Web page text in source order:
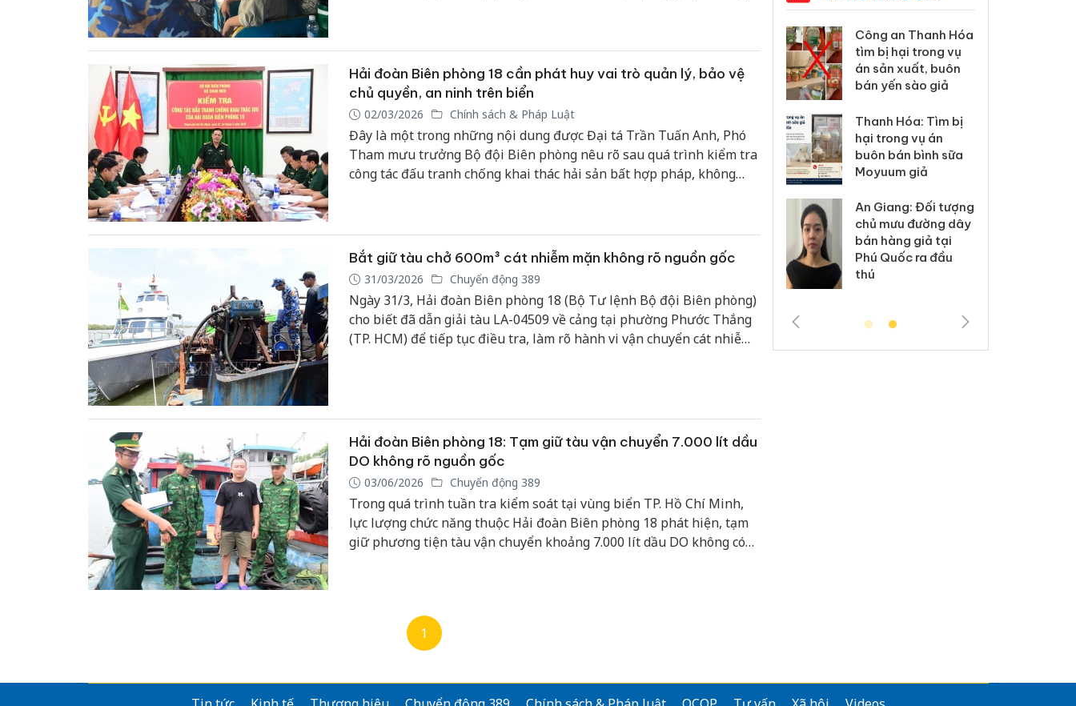
Hải đoàn Biên phòng 18 cần phát huy vai trò quản lý, bảo vệ
chủ quyền, an ninh trên biển
02/03/2026 Chính sách & Pháp Luật
Đây là một trong những nội dung được Đại tá Trần Tuấn Anh, Phó
Tham mưu trưởng Bộ đội Biên phòng nêu rõ sau quá trình kiểm tra
công tác đấu tranh chống khai thác hải sản bất hợp pháp, không
Bắt giữ tàu chở 600m³ cát nhiễm mặn không rõ nguồn gốc
31/03/2026 Chuyển động 389
Ngày 31/3, Hải đoàn Biên phòng 18 (Bộ Tư lệnh Bộ đội Biên phòng)
cho biết đã dẫn giải tàu LA-04509 về cảng tại phường Phước Thắng
(TP. HCM) để tiếp tục điều tra, làm rõ hành vi vận chuyển cát nhiễm
Hải đoàn Biên phòng 18: Tạm giữ tàu vận chuyển 7.000 lít dầu
DO không rõ nguồn gốc
03/06/2026 Chuyển động 389
Trong quá trình tuần tra kiểm soát tại vùng biển TP. Hồ Chí Minh,
lực lượng chức năng thuộc Hải đoàn Biên phòng 18 phát hiện, tạm
giữ phương tiện tàu vận chuyển khoảng 7.000 lít dầu DO không có
1
tìm bị hại trong vụ
án sản xuất, buôn
bán yến sào giả
hại trong vụ án
buôn bán bình sữa
Moyuum giả
bán hàng giả tại
Phú Quốc ra đầu
Lào Cai xử lý 83 vụ
vi phạm thương mại
trong tháng 7
Hưng Yên: Xử lý 6 hộ
kinh doanh bán
hàng giả mạo nhãn
hiệu Adidas, Nike
Cà Mau: Tiêu hủy
công khai hàng
ngàn sản phẩm
nhập lậu, bảo vệ
môi trường kinh